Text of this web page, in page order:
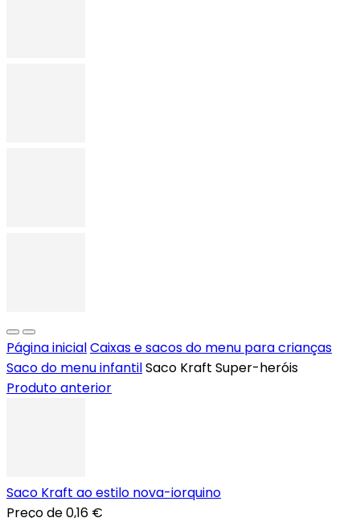
Página inicialCaixas e sacos do menu para crianças
Saco do menu infantilSaco Kraft Super-heróis
Produto anterior
Saco Kraft ao estilo nova-iorquino
Preço de0,16 €